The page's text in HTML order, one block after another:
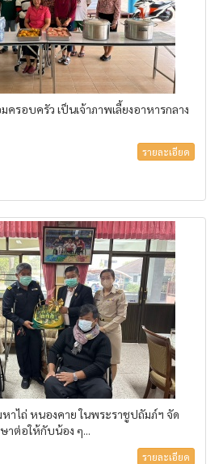
รอบครัว เป็นเจ้าภาพเลี้ยงอาหารกลาง
รายละเอียด
าไถ่ หนองคาย ในพระราชูปถัมภ์ฯ จัด
าต่อให้กับน้อง ๆ...
รายละเอียด